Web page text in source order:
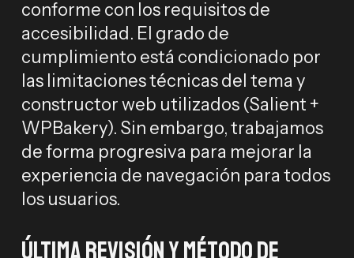
conforme con los requisitos de
accesibilidad. El grado de
cumplimiento está condicionado por
las limitaciones técnicas del tema y
constructor web utilizados (Salient +
WPBakery). Sin embargo, trabajamos
de forma progresiva para mejorar la
experiencia de navegación para todos
los usuarios.
Última revisión y método de